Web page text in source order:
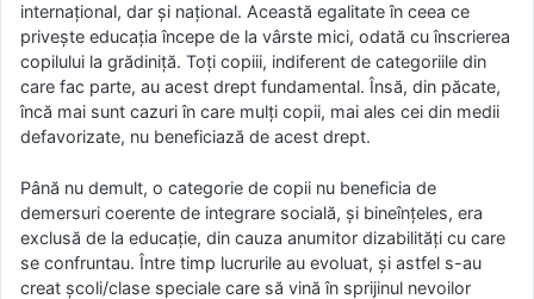
internațional, dar și național. Această egalitate în ceea ce
privește educația începe de la vârste mici, odată cu înscrierea
copilului la grădiniță. Toți copiii, indiferent de categoriile din
care fac parte, au acest drept fundamental. Însă, din păcate,
încă mai sunt cazuri în care mulți copii, mai ales cei din medii
defavorizate, nu beneficiază de acest drept.
Până nu demult, o categorie de copii nu beneficia de
demersuri coerente de integrare socială, și bineînțeles, era
exclusă de la educație, din cauza anumitor dizabilități cu care
se confruntau. Între timp lucrurile au evoluat, și astfel s-au
creat școli/clase speciale care să vină în sprijinul nevoilor